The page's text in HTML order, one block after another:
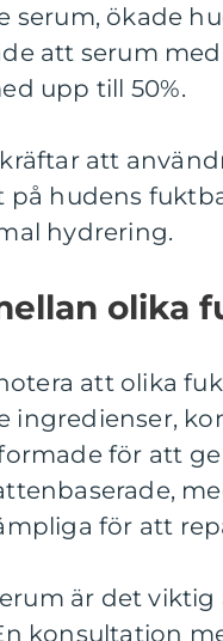
serum, ökade
att serum
upp till 50%.
att
på hudens
hydrering.
olika
att olika
ingredienser,
för att
för att
är det
konsultation